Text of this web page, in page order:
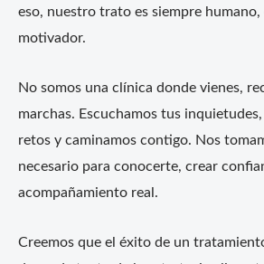
eso, nuestro trato es siempre
motivador.
No somos una clínica donde vienes,
marchas. Escuchamos tus
retos y caminamos contigo. Nos
necesario para conocerte, crear
acompañamiento real.
Creemos que el éxito de un